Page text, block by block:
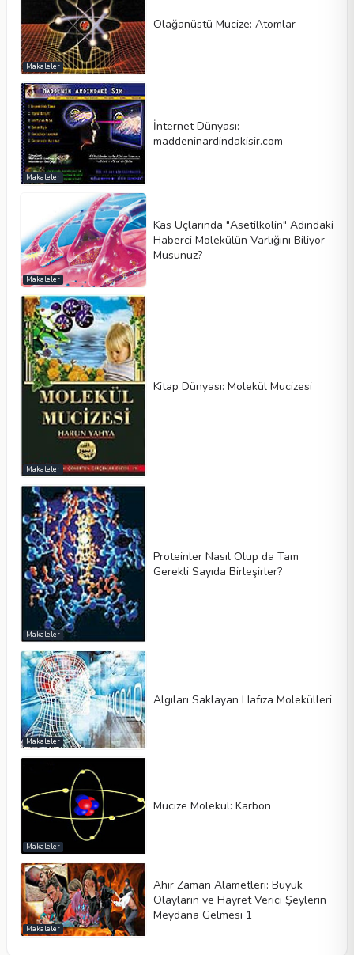
Makaleler
Olağanüstü Mucize: Atomlar
Makaleler
İnternet Dünyası:
maddeninardindakisir.com
Makaleler
Kas Uçlarında "Asetilkolin" Adındaki
Haberci Molekülün Varlığını Biliyor
Musunuz?
Makaleler
Kitap Dünyası: Molekül Mucizesi
Makaleler
Proteinler Nasıl Olup da Tam
Gerekli Sayıda Birleşirler?
Makaleler
Algıları Saklayan Hafıza Molekülleri
Makaleler
Mucize Molekül: Karbon
Makaleler
Ahir Zaman Alametleri: Büyük
Olayların ve Hayret Verici Şeylerin
Meydana Gelmesi 1